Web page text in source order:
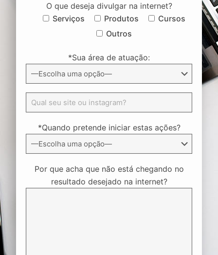
O que deseja divulgar na internet?
Serviços
Produtos
Cursos
Outros
*Sua área de atuação:
*Quando pretende iniciar estas ações?
Por que acha que não está chegando no
resultado desejado na internet?